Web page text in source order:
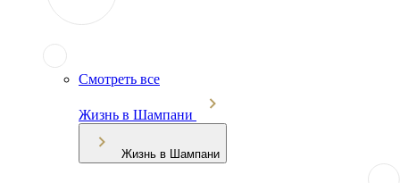
Смотреть все
Жизнь в Шампани
Жизнь в Шампани